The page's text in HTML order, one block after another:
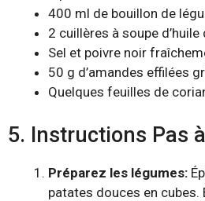
400 ml de bouillon de
2 cuillères à soupe d’huile
Sel et poivre noir
50 g d’amandes effilées
Quelques feuilles de
5. Instructions Pas
Préparez les légumes:
patates douces en cubes.